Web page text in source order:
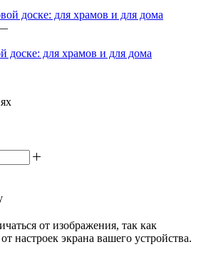
доске: для храмов и для дома
от изображения, так как
настроек экрана вашего устройства.